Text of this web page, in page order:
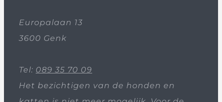
Europalaan 13
3600 Genk
Tel: 089 35 70 09
Het bezichtigen van de honden en